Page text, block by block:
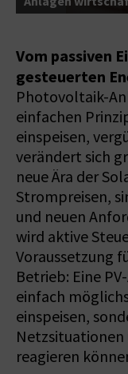
Vom passiven
gesteuerten
Photovoltaik-
einfachen
einspeisen,
verändert sich
neue Ära der
Strompreisen,
und neuen
wird aktive
Voraussetzung
Betrieb: Eine
einfach
einspeisen,
reagieren